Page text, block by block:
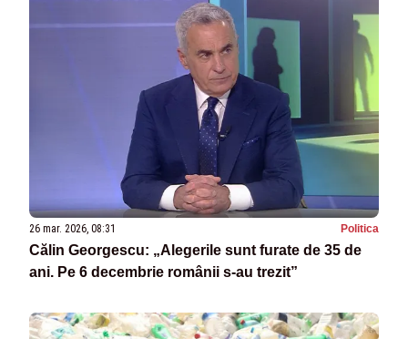
26 mar. 2026, 08:31 Politica
Călin Georgescu: „Alegerile sunt furate de 35 de
ani. Pe 6 decembrie românii s-au trezit”